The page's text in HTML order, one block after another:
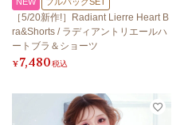
［5/20新作!］Radiant Lierre Heart B
ra&Shorts / ラディアントリエールハ
ートブラ＆ショーツ
¥7,480税込